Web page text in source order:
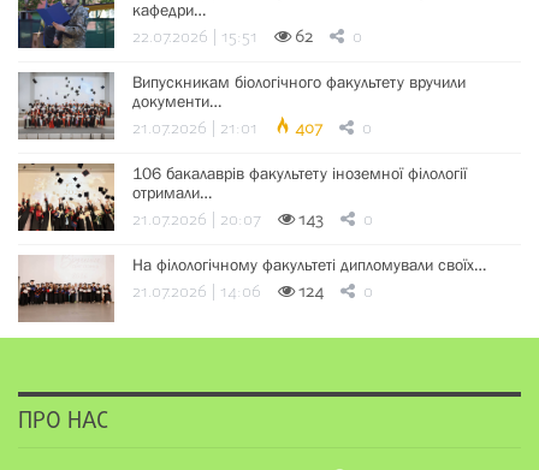
кафедри…
22.07.2026 | 15:51 62 0
Випускникам біологічного факультету вручили
документи…
21.07.2026 | 21:01 407 0
106 бакалаврів факультету іноземної філології
отримали…
21.07.2026 | 20:07 143 0
На філологічному факультеті дипломували своїх…
21.07.2026 | 14:06 124 0
ПРО НАС